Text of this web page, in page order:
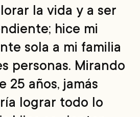
la vida y a ser
hice mi
sola a mi familia
personas. Mirando
25 años, jamás
lograr todo lo